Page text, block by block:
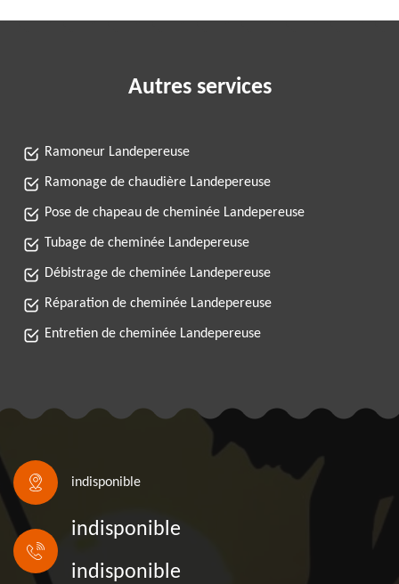
Autres services
Ramoneur Landepereuse
Ramonage de chaudière Landepereuse
Pose de chapeau de cheminée Landepereuse
Tubage de cheminée Landepereuse
Débistrage de cheminée Landepereuse
Réparation de cheminée Landepereuse
Entretien de cheminée Landepereuse
indisponible
indisponible
indisponible